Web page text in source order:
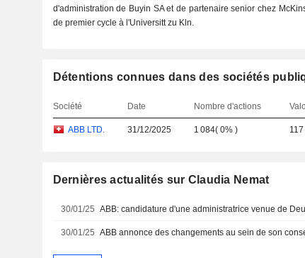
d'administration de Buyin SA et de partenaire senior chez
de premier cycle à l'Universitt zu Kln.
Détentions connues dans des sociétés
Société Date Nombre d'actions
ABB LTD. 31/12/2025 1 084(0% )
Dernières actualités sur Claudia Nemat
30/01/25 ABB: candidature d'une administratrice venue de
30/01/25